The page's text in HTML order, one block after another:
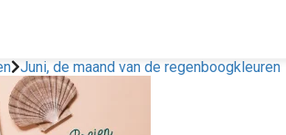
Juni, de maand van de regenboogkleuren